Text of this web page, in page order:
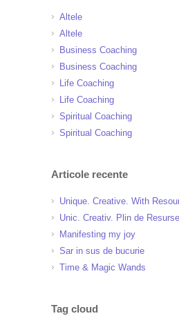
Altele
Altele
Business Coaching
Business Coaching
Life Coaching
Life Coaching
Spiritual Coaching
Spiritual Coaching
Articole recente
Unique. Creative. With
Unic. Creativ. Plin de Resurse
Manifesting my joy
Sar in sus de bucurie
Time & Magic Wands
Tag cloud